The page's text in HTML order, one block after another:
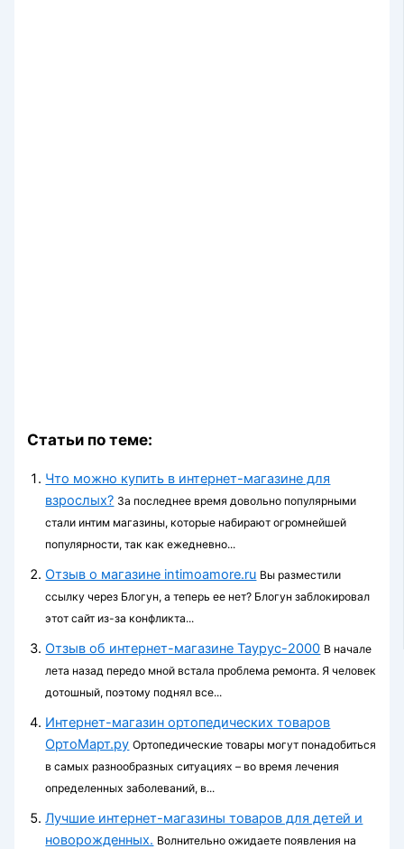
Статьи по теме:
Что можно купить в интернет-магазине для
взрослых? За последнее время довольно популярными
стали интим магазины, которые набирают огромнейшей
популярности, так как ежедневно...
Отзыв о магазине intimoamore.ru Вы разместили
ссылку через Блогун, а теперь ее нет? Блогун заблокировал
этот сайт из-за конфликта...
Отзыв об интернет-магазине Таурус-2000 В начале
лета назад передо мной встала проблема ремонта. Я человек
дотошный, поэтому поднял все...
Интернет-магазин ортопедических товаров
ОртоМарт.ру Ортопедические товары могут понадобиться
в самых разнообразных ситуациях – во время лечения
определенных заболеваний, в...
Лучшие интернет-магазины товаров для детей и
новорожденных. Волнительно ожидаете появления на